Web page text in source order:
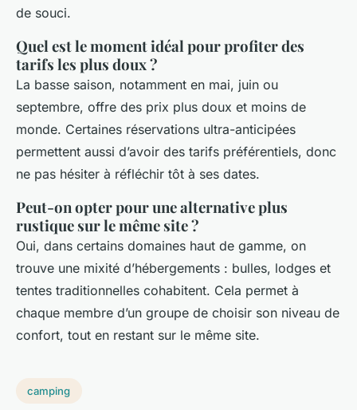
de souci.
Quel est le moment idéal pour profiter des
tarifs les plus doux ?
La basse saison, notamment en mai, juin ou
septembre, offre des prix plus doux et moins de
monde. Certaines réservations ultra-anticipées
permettent aussi d’avoir des tarifs préférentiels, donc
ne pas hésiter à réfléchir tôt à ses dates.
Peut-on opter pour une alternative plus
rustique sur le même site ?
Oui, dans certains domaines haut de gamme, on
trouve une mixité d’hébergements : bulles, lodges et
tentes traditionnelles cohabitent. Cela permet à
chaque membre d’un groupe de choisir son niveau de
confort, tout en restant sur le même site.
camping